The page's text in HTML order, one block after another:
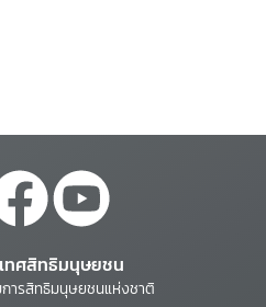
ทศสิทธิมนุษยชน
ารสิทธิมนุษยชนแห่งชาติ